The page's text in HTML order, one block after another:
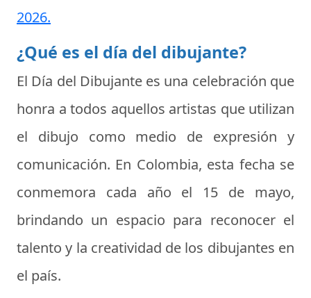
2026.
¿Qué es el día del dibujante?
El Día del Dibujantees una celebración que
honra a todos aquellos artistas que utilizan
el dibujo como medio de expresión y
comunicación. En Colombia, esta fecha se
conmemora cada año el 15 de mayo,
brindando un espacio para reconocer el
talento y la creatividad de los dibujantes en
el país.